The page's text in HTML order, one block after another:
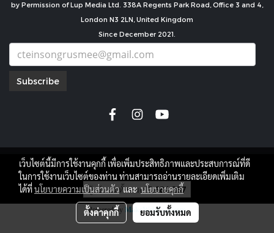
by Permission of Lup Media Ltd. 338A Regents Park Road, Office 3 and 4,
London N3 2LN, United Kingdom
Since December 2021.
Subscribe
copyright by
ผู้เข้าชมทั้งหมด7,684,287
Powered by MakeWebEasy.com
เว็บไซต์นี้มีการใช้งานคุกกี้ เพื่อเพิ่มประสิทธิภาพและประสบการณ์ที่ดี
ในการใช้งานเว็บไซต์ของท่าน ท่านสามารถอ่านรายละเอียดเพิ่มเติม
ได้ที่นโยบายความเป็นส่วนตัวและนโยบายคุกกี้
ตั้งค่าคุกกี้ ยอมรับทั้งหมด